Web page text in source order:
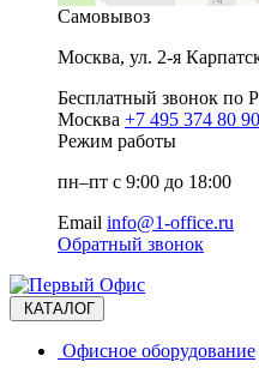
Самовывоз
Москва, ул. 2-я
Бесплатный звонок по
Москва +7 495 374 80 90
Режим работы
пн–пт с 9:00 до 18:00
Email info@1-office.ru
Обратный звонок
КАТАЛОГ
Офисное оборудование